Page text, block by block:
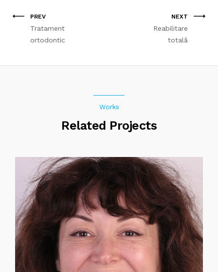
PREV
Tratament
ortodontic
NEXT
Reabilitare
totală
Works
Related Projects